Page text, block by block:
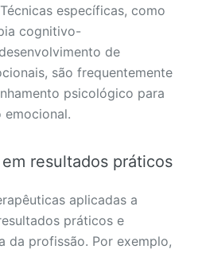
específicas, como
cognitivo-
de
são frequentemente
psicológico para
resultados práticos
aplicadas a
práticos e
da profissão. Por exemplo,